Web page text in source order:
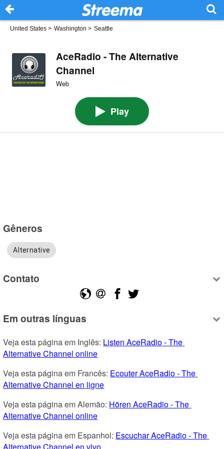
United States > Washington > Seattle
AceRadio - The Alternative
Channel
Web
Play
Gêneros
Alternative
Contato
Em outras línguas
Veja esta página em Inglês: Listen AceRadio - The
Alternative Channel online
Veja esta página em Francês: Ecouter AceRadio - The
Alternative Channel en ligne
Veja esta página em Alemão: Hören AceRadio - The
Alternative Channel online
Veja esta página em Espanhol: Escuchar AceRadio - The
Alternative Channel en vivo